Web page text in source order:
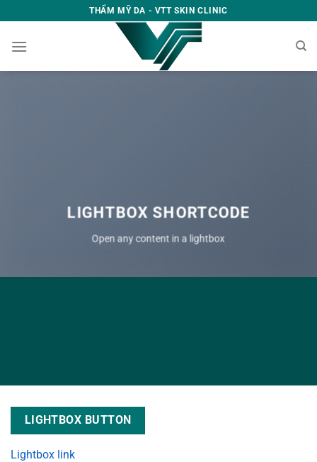
to
content
THẨM MỸ DA - VTT SKIN CLINIC
LIGHTBOX SHORTCODE
Open any content in a lightbox
LIGHTBOX BUTTON
Lightbox link